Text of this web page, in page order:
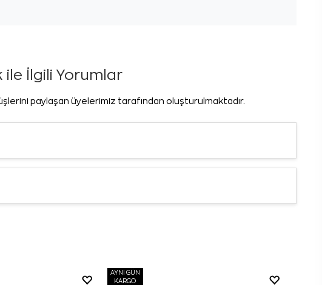
ile İlgili Yorumlar
paylaşan üyelerimiz tarafından oluşturulmaktadır.
AYNI GÜN
KARGO